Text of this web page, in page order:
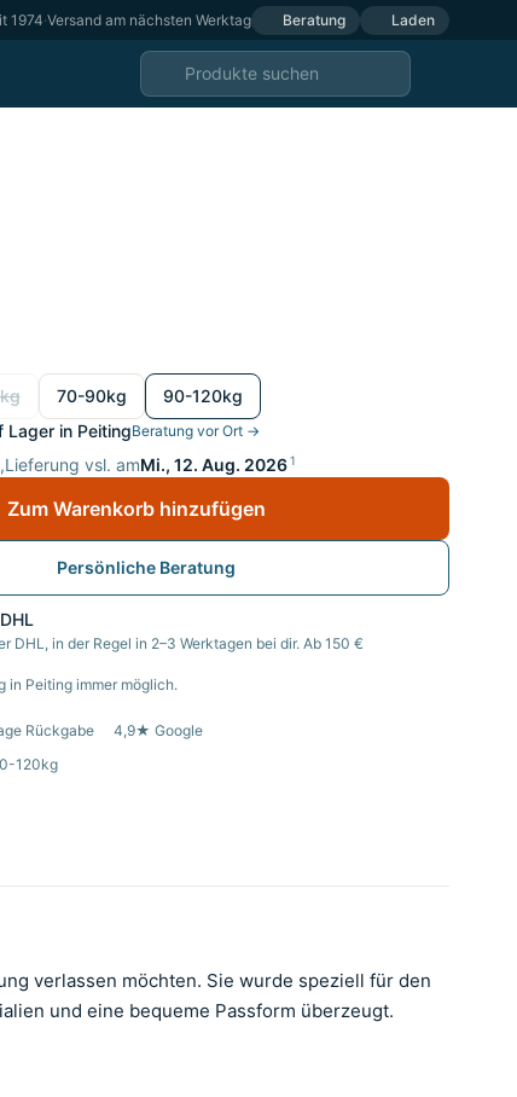
1974·Versand am nächsten Werktag Beratung Laden
70-90kg
90-120kg
Lager in PeitingBeratung vor Ort →
Lieferung vsl. amMi., 12. Aug. 2026 1
Zum Warenkorb hinzufügen
Persönliche Beratung
DHL, in der Regel in 2–3 Werktagen bei dir. Ab 150 €
in Peiting immer möglich.
Rückgabe
4,9★ Google
120kg
verlassen möchten. Sie wurde speziell für den
und eine bequeme Passform überzeugt.